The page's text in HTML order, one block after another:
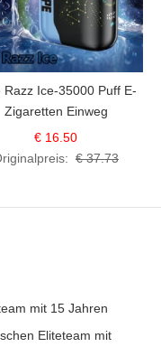
Razz Ice-35000 Puff E-
Zigaretten Einweg
€ 16.50
€ 37.73
mit 15 Jahren
Eliteteam mit